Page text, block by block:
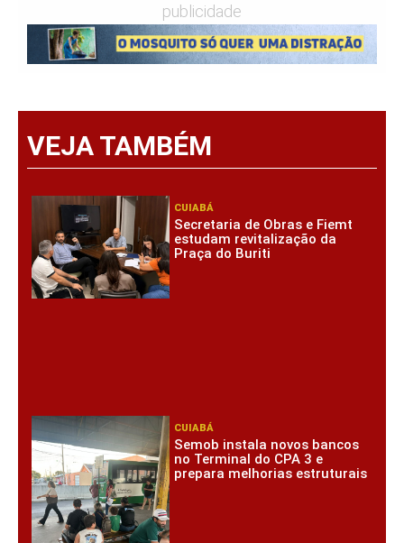
publicidade
VEJA TAMBÉM
CUIABÁ
Secretaria de Obras e Fiemt
estudam revitalização da
Praça do Buriti
CUIABÁ
Semob instala novos bancos
no Terminal do CPA 3 e
prepara melhorias estruturais